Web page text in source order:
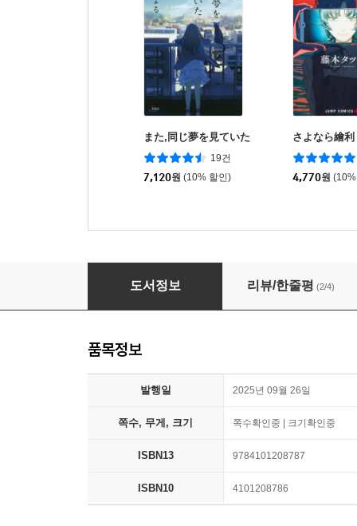
また,同じ夢を見ていた
19건
7,120원 (10% 할인)
さよなら繪利
4,770원
マイブック -2026年の記錄-
도서정보 리뷰/한줄평 (2/4)
품목정보
발행일 2025년 09월 26일
쪽수, 무게, 크기 쪽수확인중 | 크기확인중
ISBN13 9784101208787
ISBN10 4101208786